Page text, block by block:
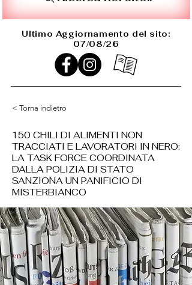
Ultimo Aggiornamento del sito:
07/08/26
< Torna indietro
150 CHILI DI ALIMENTI NON
TRACCIATI E LAVORATORI IN NERO:
LA TASK FORCE COORDINATA
DALLA POLIZIA DI STATO
SANZIONA UN PANIFICIO DI
MISTERBIANCO